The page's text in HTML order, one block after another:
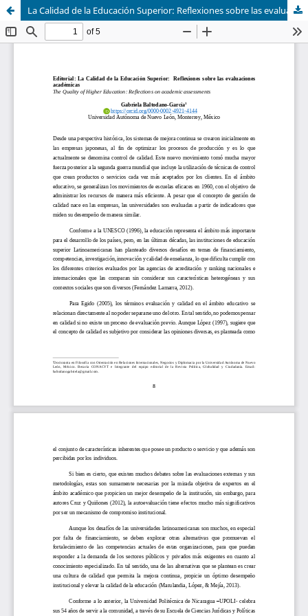
La Calidad de la Educación Superior: Reflexiones sobre las evaluaciones académicas